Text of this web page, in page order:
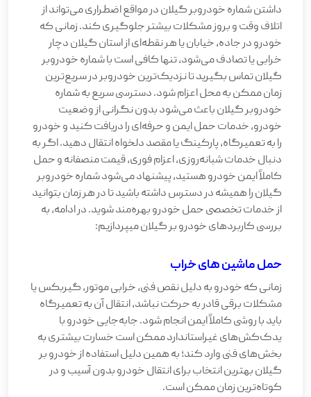
داشتن شماره خودروبر گیلان در مواقع اضطراری می‌تواند از
اتلاف وقت و بروز مشکلات بیشتر جلوگیری کند. زمانی که
خودرو در جاده، خیابان یا هر نقطه‌ای از استان گیلان دچار
خرابی یا تصادف می‌شود، تنها کافی است با شماره خودروبر
گیلان تماس بگیرید تا نزدیک‌ترین خودروبر در سریع‌ترین
زمان ممکن به محل اعزام شود. دسترسی سریع به شماره
خودروبر گیلان باعث می‌شود بدون نگرانی از وضعیت
خودرو، خدمات حمل ایمن و حرفه‌ای را دریافت کنید و خودرو
را به تعمیرگاه، پارکینگ یا مقصد دلخواه انتقال دهید. اگر به
دنبال خدمات شبانه‌روزی، اعزام فوری، قیمت منصفانه و حمل
کاملاً ایمن خودرو هستید، پیشنهاد می‌شود شماره خودروبر
گیلان را همیشه در دسترس داشته باشید تا در هر زمان بتوانید
از خدمات تخصصی حمل خودرو بهره‌مند شوید. در ادامه، به
بررسی کاربردهای خودرو بر گیلان میپردازیم:
حمل ماشین های خراب
زمانی که خودرو به دلیل نقص فنی، خرابی موتور، گیربکس یا
مشکلات برقی قادر به حرکت نباشد، انتقال آن به تعمیرگاه
باید با روشی کاملاً ایمن انجام شود. جابه‌جایی خودرو با
یدک‌کش‌های غیراستاندارد ممکن است خسارت بیشتری به
بخش‌های فنی وارد کند؛ به همین دلیل استفاده از خودرو بر
گیلان بهترین انتخاب برای انتقال خودرو بدون آسیب و در
کوتاه‌ترین زمان ممکن است.